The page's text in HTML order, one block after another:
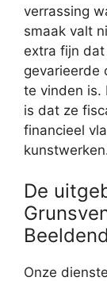
verrassing
smaak valt
extra fijn
gevarieerde
te vinden is.
is dat ze
financieel
De
Onze